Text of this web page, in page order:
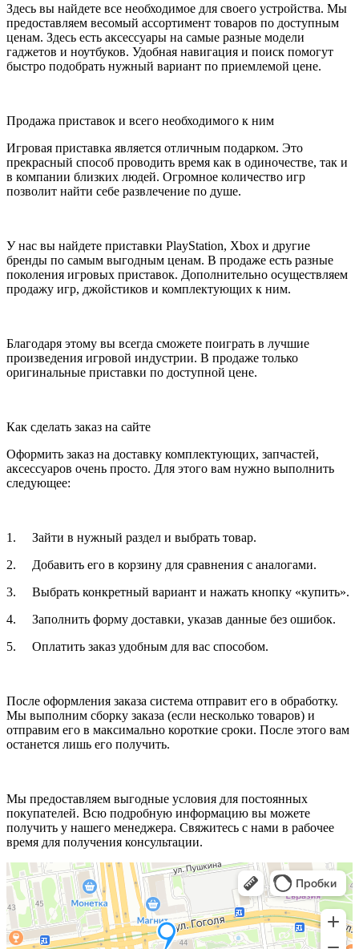
Здесь вы найдете все необходимое для своего устройства. Мы
предоставляем весомый ассортимент товаров по доступным
ценам. Здесь есть аксессуары на самые разные модели
гаджетов и ноутбуков. Удобная навигация и поиск помогут
быстро подобрать нужный вариант по приемлемой цене.
Продажа приставок и всего необходимого к ним
Игровая приставка является отличным подарком. Это
прекрасный способ проводить время как в одиночестве, так и
в компании близких людей. Огромное количество игр
позволит найти себе развлечение по душе.
У нас вы найдете приставки PlayStation, Xbox и другие
бренды по самым выгодным ценам. В продаже есть разные
поколения игровых приставок. Дополнительно осуществляем
продажу игр, джойстиков и комплектующих к ним.
Благодаря этому вы всегда сможете поиграть в лучшие
произведения игровой индустрии. В продаже только
оригинальные приставки по доступной цене.
Как сделать заказ на сайте
Оформить заказ на доставку комплектующих, запчастей,
аксессуаров очень просто. Для этого вам нужно выполнить
следующее:
1. Зайти в нужный раздел и выбрать товар.
2. Добавить его в корзину для сравнения с аналогами.
3. Выбрать конкретный вариант и нажать кнопку «купить».
4. Заполнить форму доставки, указав данные без ошибок.
5. Оплатить заказ удобным для вас способом.
После оформления заказа система отправит его в обработку.
Мы выполним сборку заказа (если несколько товаров) и
отправим его в максимально короткие сроки. После этого вам
останется лишь его получить.
Мы предоставляем выгодные условия для постоянных
покупателей. Всю подробную информацию вы можете
получить у нашего менеджера. Свяжитесь с нами в рабочее
время для получения консультации.